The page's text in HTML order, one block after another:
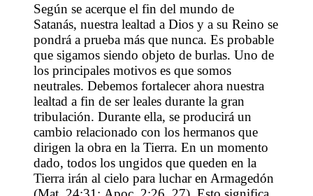
Según se acerque el fin del mundo de
Satanás, nuestra lealtad a Dios y a su Reino se
pondrá a prueba más que nunca. Es probable
que sigamos siendo objeto de burlas. Uno de
los principales motivos es que somos
neutrales. Debemos fortalecer ahora nuestra
lealtad a fin de ser leales durante la gran
tribulación. Durante ella, se producirá un
cambio relacionado con los hermanos que
dirigen la obra en la Tierra. En un momento
dado, todos los ungidos que queden en la
Tierra irán al cielo para luchar en Armagedón